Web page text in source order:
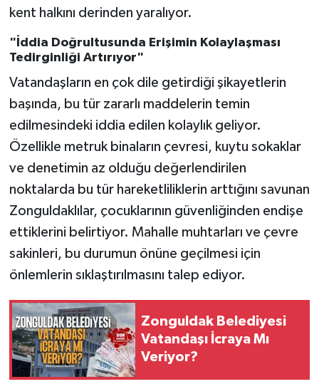
kent halkını derinden yaralıyor.
"İddia Doğrultusunda Erişimin Kolaylaşması
Tedirginliği Artırıyor"
Vatandaşların en çok dile getirdiği şikayetlerin
başında, bu tür zararlı maddelerin temin
edilmesindeki iddia edilen kolaylık geliyor.
Özellikle metruk binaların çevresi, kuytu sokaklar
ve denetimin az olduğu değerlendirilen
noktalarda bu tür hareketliliklerin arttığını savunan
Zonguldaklılar, çocuklarının güvenliğinden endişe
ettiklerini belirtiyor. Mahalle muhtarları ve çevre
sakinleri, bu durumun önüne geçilmesi için
önlemlerin sıklaştırılmasını talep ediyor.
Zonguldak Belediyesi
Vatandaşı İcraya Mı
Veriyor?